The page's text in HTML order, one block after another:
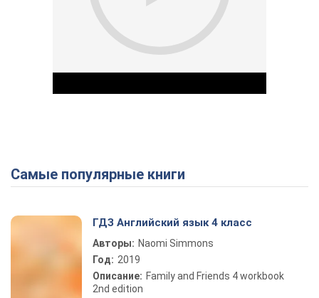
Play Video
Самые популярные книги
ГДЗ Английский язык 4 класс
Авторы: Naomi Simmons
Год: 2019
Описание: Family and Friends 4 workbook
2nd edition